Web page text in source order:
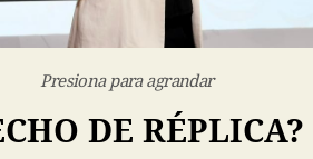
Presiona para agrandar
DE RÉPLICA?